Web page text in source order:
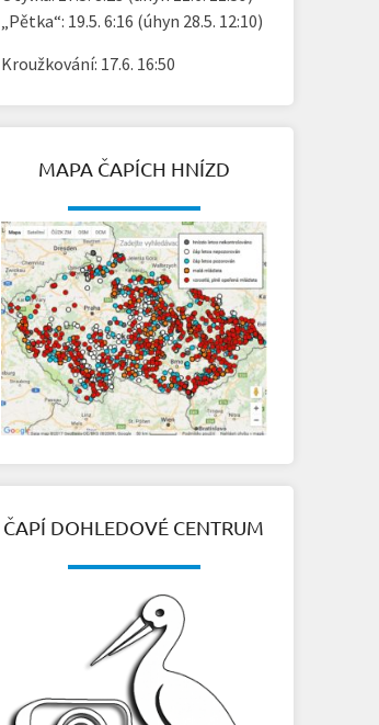
„Pětka“: 19.5. 6:16 (úhyn 28.5. 12:10)
Kroužkování: 17.6. 16:50
MAPA ČAPÍCH HNÍZD
ČAPÍ DOHLEDOVÉ CENTRUM